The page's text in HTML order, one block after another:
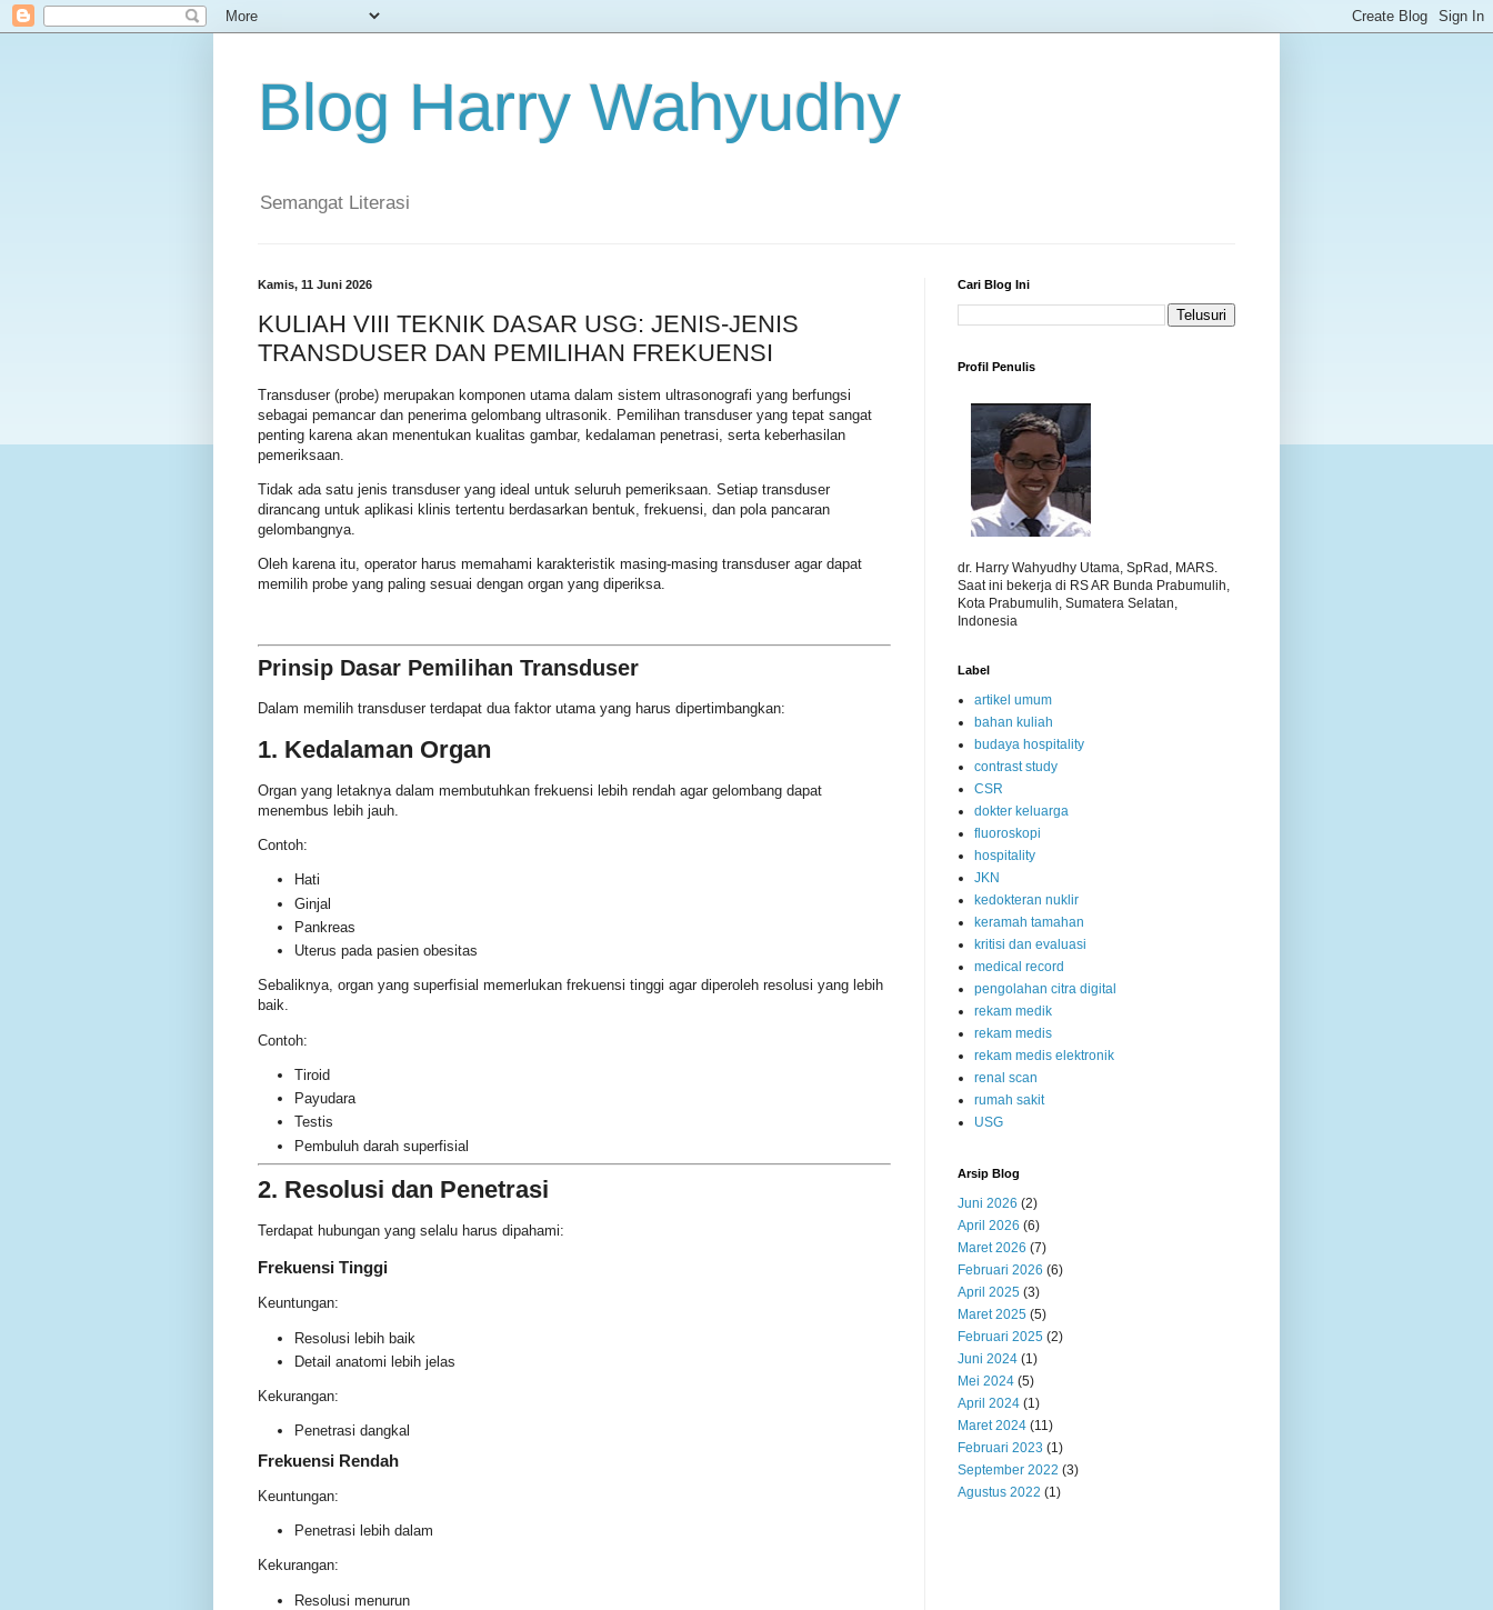
Blog Harry Wahyudhy
Semangat Literasi
Kamis, 11 Juni 2026
KULIAH VIII TEKNIK DASAR USG: JENIS-JENIS
TRANSDUSER DAN PEMILIHAN FREKUENSI
Transduser (probe) merupakan komponen utama dalam sistem ultrasonografi yang berfungsi
sebagai pemancar dan penerima gelombang ultrasonik. Pemilihan transduser yang tepat sangat
penting karena akan menentukan kualitas gambar, kedalaman penetrasi, serta keberhasilan
pemeriksaan.
Tidak ada satu jenis transduser yang ideal untuk seluruh pemeriksaan. Setiap transduser
dirancang untuk aplikasi klinis tertentu berdasarkan bentuk, frekuensi, dan pola pancaran
gelombangnya.
Oleh karena itu, operator harus memahami karakteristik masing-masing transduser agar dapat
memilih probe yang paling sesuai dengan organ yang diperiksa.
Prinsip Dasar Pemilihan Transduser
Dalam memilih transduser terdapat dua faktor utama yang harus dipertimbangkan:
1. Kedalaman Organ
Organ yang letaknya dalam membutuhkan frekuensi lebih rendah agar gelombang dapat
menembus lebih jauh.
Contoh:
Hati
Ginjal
Pankreas
Uterus pada pasien obesitas
Sebaliknya, organ yang superfisial memerlukan frekuensi tinggi agar diperoleh resolusi yang lebih
baik.
Contoh:
Tiroid
Payudara
Testis
Pembuluh darah superfisial
2. Resolusi dan Penetrasi
Terdapat hubungan yang selalu harus dipahami:
Frekuensi Tinggi
Keuntungan:
Resolusi lebih baik
Detail anatomi lebih jelas
Kekurangan:
Penetrasi dangkal
Frekuensi Rendah
Keuntungan:
Penetrasi lebih dalam
Kekurangan:
Resolusi menurun
Cari Blog Ini
Profil Penulis
dr. Harry Wahyudhy Utama, SpRad, MARS.
Saat ini bekerja di RS AR Bunda Prabumulih,
Kota Prabumulih, Sumatera Selatan,
Indonesia
Label
artikel umum
bahan kuliah
budaya hospitality
contrast study
CSR
dokter keluarga
fluoroskopi
hospitality
JKN
kedokteran nuklir
keramah tamahan
kritisi dan evaluasi
medical record
pengolahan citra digital
rekam medik
rekam medis
rekam medis elektronik
renal scan
rumah sakit
USG
Arsip Blog
Juni 2026 (2)
April 2026 (6)
Maret 2026 (7)
Februari 2026 (6)
April 2025 (3)
Maret 2025 (5)
Februari 2025 (2)
Juni 2024 (1)
Mei 2024 (5)
April 2024 (1)
Maret 2024 (11)
Februari 2023 (1)
September 2022 (3)
Agustus 2022 (1)